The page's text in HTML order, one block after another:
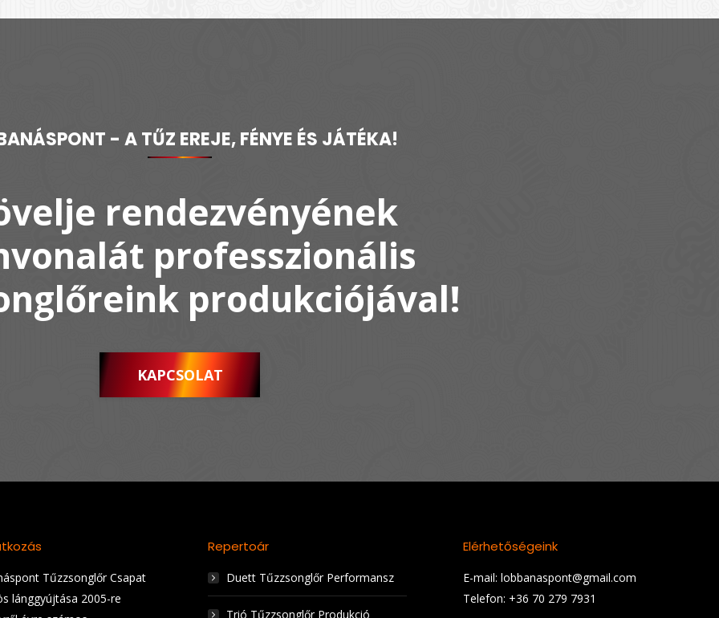
- A TŰZ EREJE, FÉNYE ÉS JÁTÉKA!
rendezvényének
professzionális
produkciójával!
KAPCSOLAT
Tűzzsonglőr Csapat
lánggyújtása 2005-re
Repertoár
Duett Tűzzsonglőr Performansz
Trió Tűzzsonglőr Produkció
Elérhetőségeink
E-mail: lobbanaspont@gmail.com
Telefon: +36 70 279 7931